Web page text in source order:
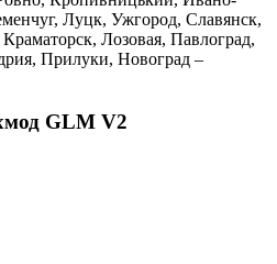
Луцк, Ужгород, Славянск,
Лозовая, Павлоград,
Прилуки, Новоград –
GLM V2